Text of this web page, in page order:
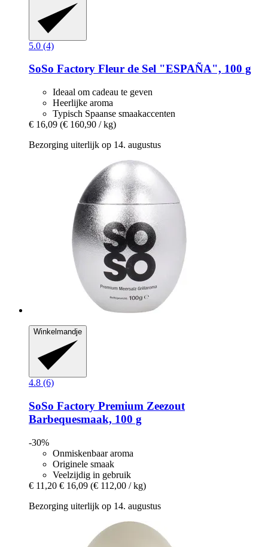
5.0 (4)
SoSo Factory Fleur de Sel "ESPAÑA", 100 g
Ideaal om cadeau te geven
Heerlijke aroma
Typisch Spaanse smaakaccenten
€ 16,09 (€ 160,90 / kg)
Bezorging uiterlijk op 14. augustus
Winkelmandje
4.8 (6)
SoSo Factory Premium Zeezout
Barbequesmaak, 100 g
-30%
Onmiskenbaar aroma
Originele smaak
Veelzijdig in gebruik
€ 11,20 € 16,09 (€ 112,00 / kg)
Bezorging uiterlijk op 14. augustus